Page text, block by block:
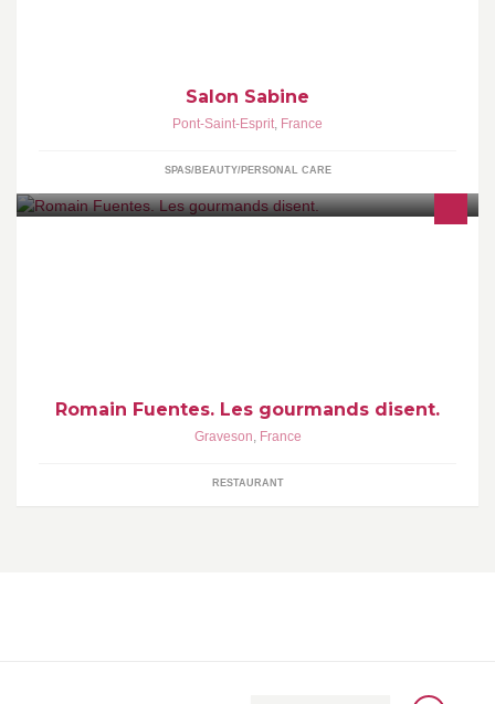
Salon Sabine
Pont-Saint-Esprit, France
SPAS/BEAUTY/PERSONAL CARE
Romain Fuentes. Les gourmands disent.
Graveson, France
RESTAURANT